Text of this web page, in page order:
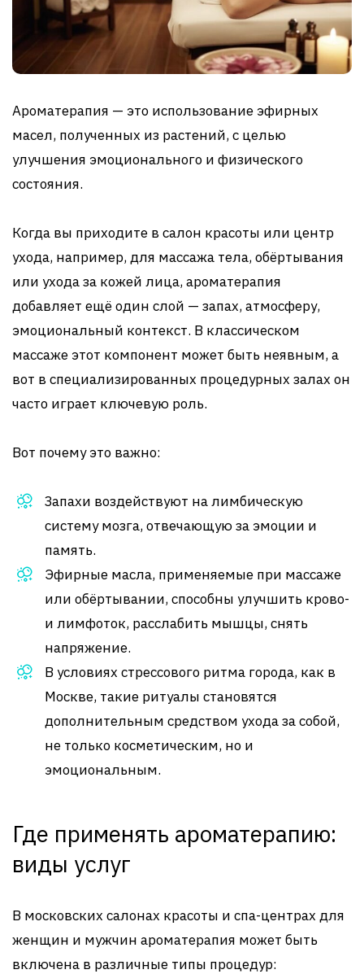
Ароматерапия — это использование эфирных
масел, полученных из растений, с целью
улучшения эмоционального и физического
состояния.
Когда вы приходите в салон красоты или центр
ухода, например, для массажа тела, обёртывания
или ухода за кожей лица, ароматерапия
добавляет ещё один слой — запах, атмосферу,
эмоциональный контекст. В классическом
массаже этот компонент может быть неявным, а
вот в специализированных процедурных залах он
часто играет ключевую роль.
Вот почему это важно:
Запахи воздействуют на лимбическую
систему мозга, отвечающую за эмоции и
память.
Эфирные масла, применяемые при массаже
или обёртывании, способны улучшить крово-
и лимфоток, расслабить мышцы, снять
напряжение.
В условиях стрессового ритма города, как в
Москве, такие ритуалы становятся
дополнительным средством ухода за собой,
не только косметическим, но и
эмоциональным.
Где применять ароматерапию:
виды услуг
В московских салонах красоты и спа-центрах для
женщин и мужчин ароматерапия может быть
включена в различные типы процедур: